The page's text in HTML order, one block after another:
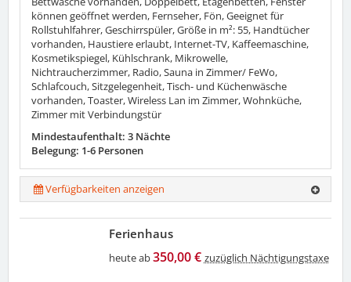
können geöffnet werden, Fernseher, Fön, Geeignet für
Rollstuhlfahrer, Geschirrspüler, Größe in m²: 55, Handtücher
vorhanden, Haustiere erlaubt, Internet-TV, Kaffeemaschine,
Kosmetikspiegel, Kühlschrank, Mikrowelle,
Nichtraucherzimmer, Radio, Sauna in Zimmer/ FeWo,
Schlafcouch, Sitzgelegenheit, Tisch- und Küchenwäsche
vorhanden, Toaster, Wireless Lan im Zimmer, Wohnküche,
Zimmer mit Verbindungstür
Mindestaufenthalt: 3 Nächte
Belegung: 1-6 Personen
Verfügbarkeiten anzeigen
Ferienhaus
heute ab350,00 € zuzüglich Nächtigungstaxe